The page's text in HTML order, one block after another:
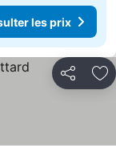
les prix
Partager